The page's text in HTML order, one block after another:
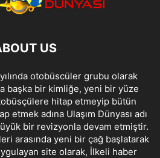
US
otobüscüler grubu olarak
başka bir kimliğe, yeni bir yüze
hitap etmeyip bütün
etmek adına Ulaşım Dünyası adı
bir revizyonla devam etmiştir.
arasında yeni bir çağ başlatarak
site olarak, İlkeli haber